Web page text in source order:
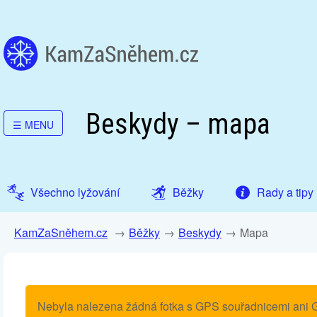
☰ MENU Beskydy – mapa
Všechno lyžování Běžky Rady a tipy
KamZaSněhem.cz Běžky Beskydy Mapa
Nebyla nalezena žádná fotka s GPS souřadnicemi ani